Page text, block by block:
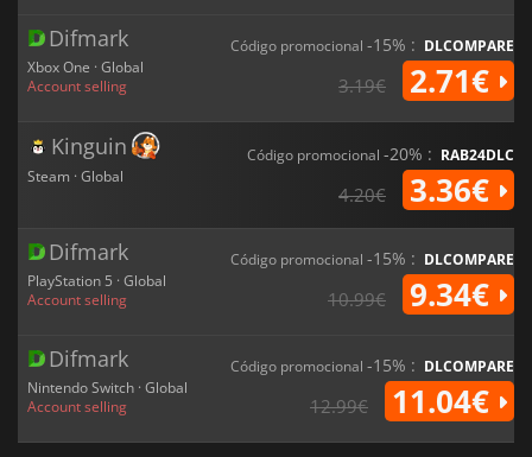
Difmark
Xbox One · Global
Account selling
Código promocional -15% : DLCOMPARE
3.19€ 2.71€
Kinguin
Steam · Global
Código promocional -20% : RAB24DLC
4.20€ 3.36€
Difmark
PlayStation 5 · Global
Account selling
Código promocional -15% : DLCOMPARE
10.99€ 9.34€
Difmark
Nintendo Switch · Global
Account selling
Código promocional -15% : DLCOMPARE
12.99€ 11.04€